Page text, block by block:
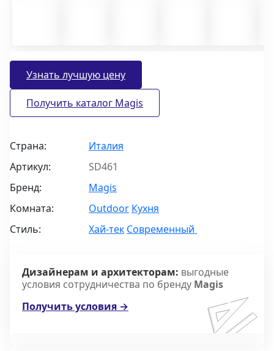
Узнать лучшую цену
Получить каталог Magis
Страна:
Италия
Артикул:
SD461
Бренд:
Magis
Комната:
Outdoor Кухня
Стиль:
Хай-тек Современный
Дизайнерам и архитекторам: выгодные
условия сотрудничества по бренду Magis
Получить условия →